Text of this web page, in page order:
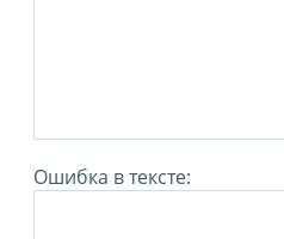
Ошибка в тексте: